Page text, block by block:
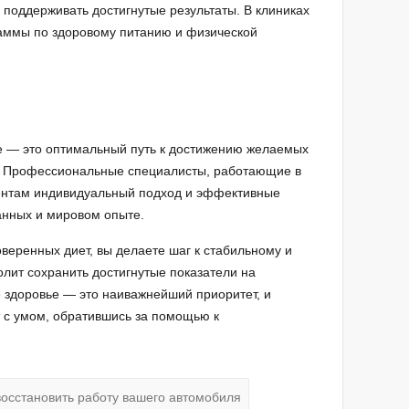
достигнутые результаты. В клиниках
по здоровому питанию и физической
— это оптимальный путь к достижению желаемых
Профессиональные специалисты, работающие в
индивидуальный подход и эффективные
и мировом опыте.
диет, вы делаете шаг к стабильному и
сохранить достигнутые показатели на
— это наиважнейший приоритет, и
с умом, обратившись за помощью к
работу вашего автомобиля